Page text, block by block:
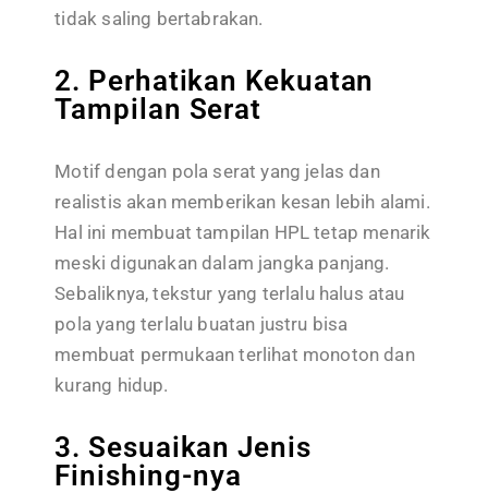
tidak saling bertabrakan.
2. Perhatikan Kekuatan
Tampilan Serat
Motif dengan pola serat yang jelas dan
realistis akan memberikan kesan lebih alami.
Hal ini membuat tampilan HPL tetap menarik
meski digunakan dalam jangka panjang.
Sebaliknya, tekstur yang terlalu halus atau
pola yang terlalu buatan justru bisa
membuat permukaan terlihat monoton dan
kurang hidup.
3. Sesuaikan Jenis
Finishing-nya